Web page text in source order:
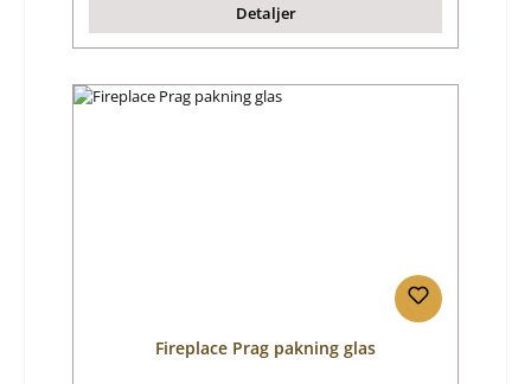
Detaljer
Fireplace Prag pakning glas